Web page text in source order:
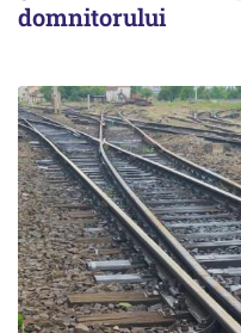
domnitorului